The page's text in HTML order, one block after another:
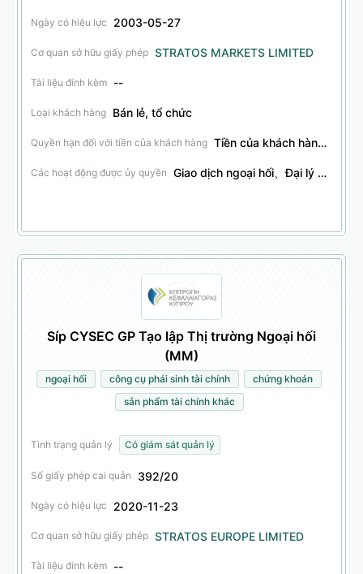
Ngày có hiệu lực 2003-05-27
Cơ quan sở hữu giấy phép STRATOS MARKETS LIMITED
Tài liệu đính kèm --
Loại khách hàng Bán lẻ, tổ chức
Quyền hạn đối với tiền của khách hàng Tiền của khách hàng có thể được giữ lại.
Các hoạt động được ủy quyền Giao dịch ngoại hối、Đại lý ngoại hối、Tư vấn đầu tư ngoại hối、Dịch vụ ủy thác ngoại hối、Giao dịch hợp đồng tương lai、Đại lý hợp đồng tương lai、Tư vấn đầu tư hợp đồng tương lai、Dịch vụ ủy thác hợp đồng tương lai、Giao dịch công cụ phái sinh tài chính、Đại lý công cụ phái sinh tài chính、Tư vấn đầu tư công cụ phái sinh tài chính、Dịch vụ ủy thác công cụ phái sinh tài chính、Giao dịch chứng khoán、Đại lý chứng khoán、Tư vấn đầu tư chứng khoán、Dịch vụ ủy thác chứng khoán、Giao dịch trái phiếu、Đại lý trái phiếu、Tư vấn đầu tư trái phiếu、Dịch vụ ủy thác trái phiếu、Giao dịch sản phẩm tài chính khác、Đại lý sản phẩm tài chính khác、Tư vấn đầu tư sản phẩm tài chính khác、Dịch vụ ủy thác sản phẩm tài chính khác、Quản lý tài sản lương hưu、Giao dịch quyền chọn、Đại lý quyền chọn、Tư vấn đầu tư quyền chọn、Dịch vụ ủy thác quyền chọn
Síp CYSEC GP Tạo lập Thị trường Ngoại hối
(MM)
ngoại hối công cụ phái sinh tài chính
chứng khoán
sản phẩm tài chính khác
Tình trạng quản lý Có giám sát quản lý
Số giấy phép cai quản 392/20
Ngày có hiệu lực 2020-11-23
Cơ quan sở hữu giấy phép STRATOS EUROPE LIMITED
Tài liệu đính kèm --